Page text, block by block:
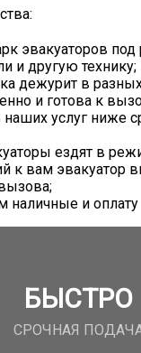
эвакуаторов под
и другую технику;
дежурит в
и готова к
наших услуг ниже
ездят в
к вам эвакуатор
наличные и оплату
БЫСТРО
СРОЧНАЯ